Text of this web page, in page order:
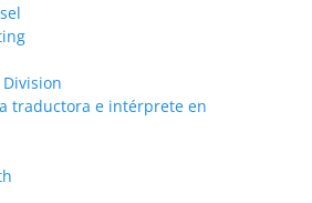
traductora e intérprete en